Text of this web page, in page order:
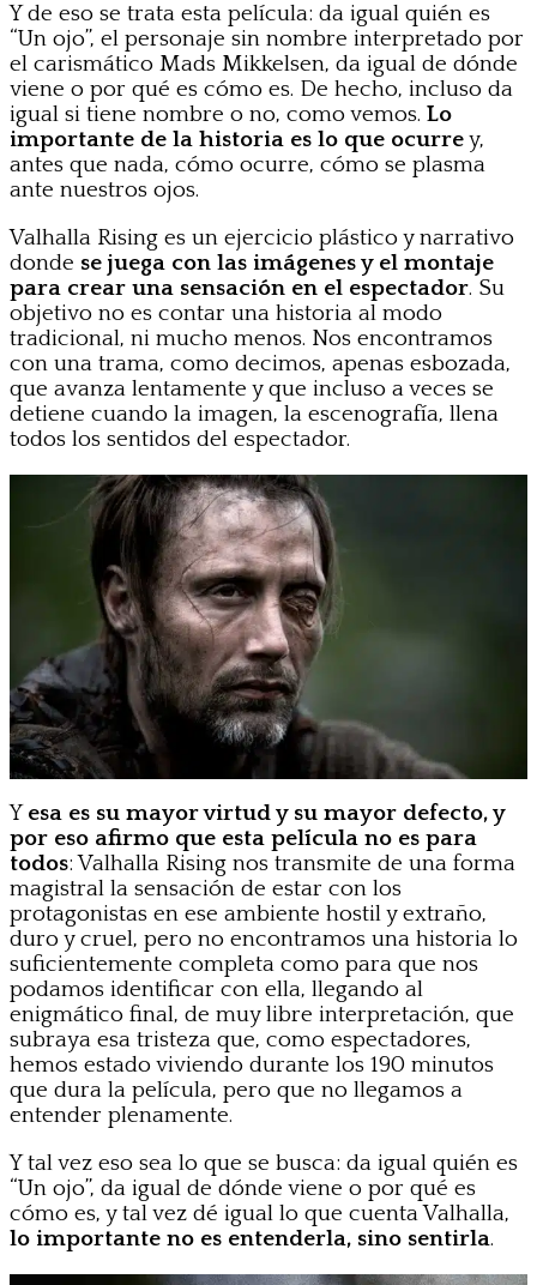
Y de eso se trata esta película: da igual quién es
“Un ojo”, el personaje sin nombre interpretado por
el carismático Mads Mikkelsen, da igual de dónde
viene o por qué es cómo es. De hecho, incluso da
igual si tiene nombre o no, como vemos. Lo
importante de la historia es lo que ocurrey,
antes que nada, cómo ocurre, cómo se plasma
ante nuestros ojos.
Valhalla Rising es un ejercicio plástico y narrativo
donde se juega con las imágenes y el montaje
para crear una sensación en el espectador. Su
objetivo no es contar una historia al modo
tradicional, ni mucho menos. Nos encontramos
con una trama, como decimos, apenas esbozada,
que avanza lentamente y que incluso a veces se
detiene cuando la imagen, la escenografía, llena
todos los sentidos del espectador.
Yesa es su mayor virtud y su mayor defecto, y
por eso afirmo que esta película no es para
todos: Valhalla Rising nos transmite de una forma
magistral la sensación de estar con los
protagonistas en ese ambiente hostil y extraño,
duro y cruel, pero no encontramos una historia lo
suficientemente completa como para que nos
podamos identificar con ella, llegando al
enigmático final, de muy libre interpretación, que
subraya esa tristeza que, como espectadores,
hemos estado viviendo durante los 190 minutos
que dura la película, pero que no llegamos a
entender plenamente.
Y tal vez eso sea lo que se busca: da igual quién es
“Un ojo”, da igual de dónde viene o por qué es
cómo es, y tal vez dé igual lo que cuenta Valhalla,
lo importante no es entenderla, sino sentirla.